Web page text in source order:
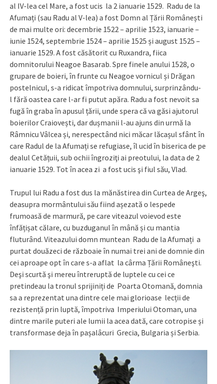
al IV-lea cel Mare, a fost ucis la 2 ianuarie 1529. Radu de la
Afumați (sau Radu al V-lea) a fost Domn al Țării Românești
de mai multe ori: decembrie 1522 – aprilie 1523, ianuarie –
iunie 1524, septembrie 1524 – aprilie 1525 și august 1525 –
ianuarie 1529. A fost căsătorit cu Ruxandra, fiica
domnitorului Neagoe Basarab. Spre finele anului 1528, o
grupare de boieri, în frunte cu Neagoe vornicul și Drăgan
postelnicul, s-a ridicat împotriva domnului, surprinzându-
l fără oastea care l-ar fi putut apăra. Radu a fost nevoit sa
fugă în graba în apusul țării, unde spera că va găsi ajutorul
boierilor Craiovești, dar dușmanii l-au ajuns din urmă la
Râmnicu Vâlcea și, nerespectând nici măcar lăcașul sfânt în
care Radul de la Afumați se refugiase, îl ucid în biserica de pe
dealul Cetățuii, sub ochii îngroziţi ai preotului, la data de 2
ianuarie 1529. Tot în acea zi a fost ucis şi fiul său, Vlad.
Trupul lui Radu a fost dus la mănăstirea din Curtea de Argeş,
deasupra mormântului său fiind așezată o lespede
frumoasă de marmură, pe care viteazul voievod este
înfățișat călare, cu buzduganul în mână și cu mantia
fluturând. Viteazului domn muntean Radu de la Afumați a
purtat douăzeci de războaie în numai trei ani de domnie din
cei aproape opt în care s-a aflat la cârma Țării Româneşti.
Deşi scurtă şi mereu întreruptă de luptele cu cei ce
pretindeau la tronul sprijiniți de Poarta Otomană, domnia
sa a reprezentat una dintre cele mai glorioase lecții de
rezistență prin luptă, împotriva Imperiului Otoman, una
dintre marile puteri ale lumii la acea dată, care cotropise și
transformase deja în pașalâcuri Grecia, Bulgaria și Serbia.